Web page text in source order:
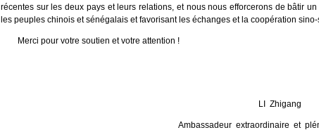
récentes sur les deux pays et leurs relations, et nous nous efforcerons de bâtir
les peuples chinois et sénégalais et favorisant les échanges et la coopération
Merci pour votre soutien et votre attention !
LI Zhigang
Ambassadeur extraordinaire et